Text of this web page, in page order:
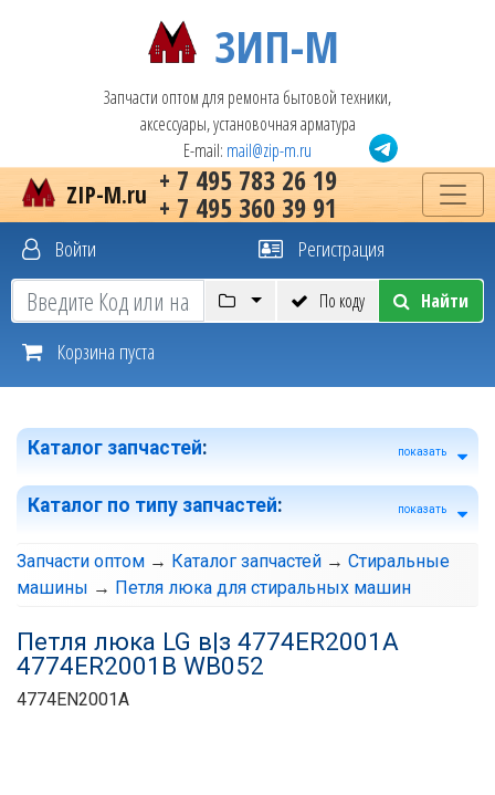
ЗИП-М
Запчасти оптом для ремонта бытовой техники,
аксессуары, установочная арматура
E-mail: mail@zip-m.ru
+ 7 495 783 26 19
+ 7 495 360 39 91
ZIP-M.ru
Войти Регистрация
По коду Найти
Корзина пуста
Каталог запчастей: показать
Каталог по типу запчастей: показать
Запчасти оптом → Каталог запчастей → Стиральные
машины → Петля люка для стиральных машин
Петля люка LG в|з 4774ER2001A
4774ER2001B WB052
4774EN2001A